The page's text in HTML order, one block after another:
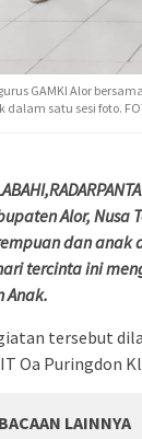
GAMKI Alor
dalam satu sesi foto.
Alor, Nusa
dan anak
tercinta ini
Anak.
tersebut
Oa Puringdon
BACAAN LAINNYA